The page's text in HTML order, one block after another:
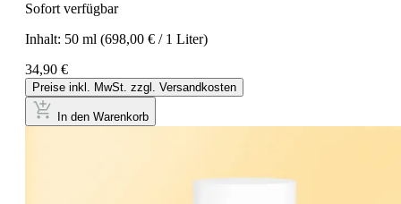
Sofort verfügbar
Inhalt: 50 ml (698,00 € / 1 Liter)
34,90 €
Preise inkl. MwSt. zzgl. Versandkosten
In den Warenkorb